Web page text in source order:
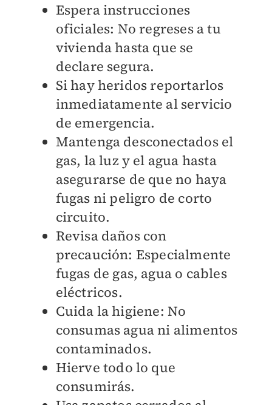
Espera instrucciones
oficiales: No regreses a tu
vivienda hasta que se
declare segura.
Si hay heridos reportarlos
inmediatamente al servicio
de emergencia.
Mantenga desconectados el
gas, la luz y el agua hasta
asegurarse de que no haya
fugas ni peligro de corto
circuito.
Revisa daños con
precaución: Especialmente
fugas de gas, agua o cables
eléctricos.
Cuida la higiene: No
consumas agua ni alimentos
contaminados.
Hierve todo lo que
consumirás.